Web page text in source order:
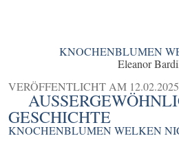
KNOCHENBLUMEN
Eleanor
VERÖFFENTLICHT AM 12.02.2025
ESCHICHTE
KNOCHENBLUMEN WELKEN